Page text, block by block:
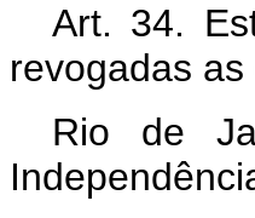
Art. 34.
revogadas
Rio de